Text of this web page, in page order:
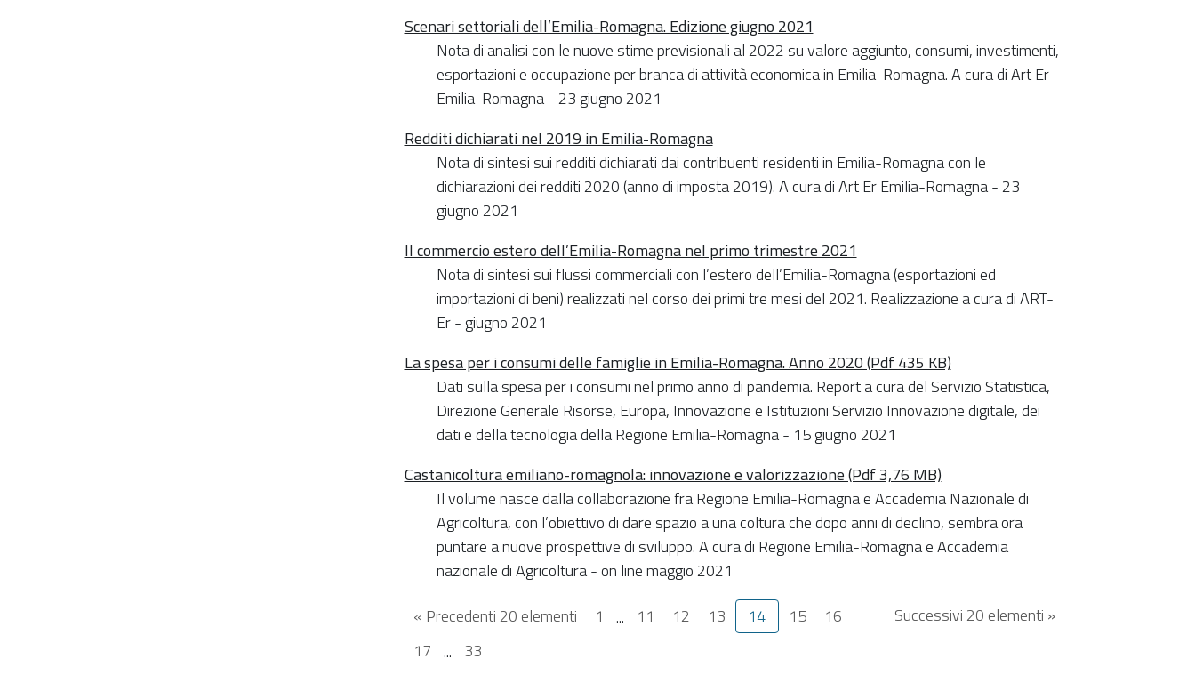
Scenari settoriali dell’Emilia-Romagna. Edizione giugno 2021
Nota di analisi con le nuove stime previsionali al 2022 su valore aggiunto, consumi, investimenti,
esportazioni e occupazione per branca di attività economica in Emilia-Romagna. A cura di Art Er
Emilia-Romagna - 23 giugno 2021
Redditi dichiarati nel 2019 in Emilia-Romagna
Nota di sintesi sui redditi dichiarati dai contribuenti residenti in Emilia-Romagna con le
dichiarazioni dei redditi 2020 (anno di imposta 2019). A cura di Art Er Emilia-Romagna - 23
giugno 2021
Il commercio estero dell’Emilia-Romagna nel primo trimestre 2021
Nota di sintesi sui flussi commerciali con l’estero dell’Emilia-Romagna (esportazioni ed
importazioni di beni) realizzati nel corso dei primi tre mesi del 2021. Realizzazione a cura di ART-
Er - giugno 2021
La spesa per i consumi delle famiglie in Emilia-Romagna. Anno 2020 (Pdf 435 KB)
Dati sulla spesa per i consumi nel primo anno di pandemia. Report a cura del Servizio Statistica,
Direzione Generale Risorse, Europa, Innovazione e Istituzioni Servizio Innovazione digitale, dei
dati e della tecnologia della Regione Emilia-Romagna - 15 giugno 2021
Castanicoltura emiliano-romagnola: innovazione e valorizzazione (Pdf 3,76 MB)
Il volume nasce dalla collaborazione fra Regione Emilia-Romagna e Accademia Nazionale di
Agricoltura, con l’obiettivo di dare spazio a una coltura che dopo anni di declino, sembra ora
puntare a nuove prospettive di sviluppo. A cura di Regione Emilia-Romagna e Accademia
nazionale di Agricoltura - on line maggio 2021
« Precedenti 20 elementi
Successivi 20 elementi »
1 ... 11 12 13 14 15
16
17 ... 33